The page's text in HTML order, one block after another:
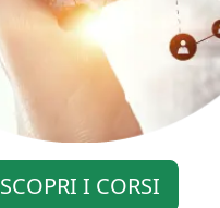
SCOPRI I CORSI